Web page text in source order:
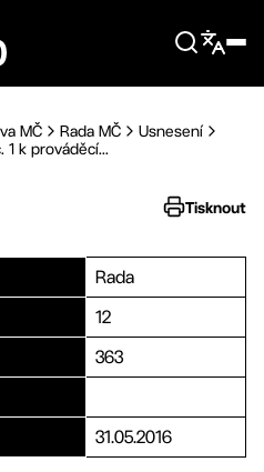
MČ Rada MČ
Usnesení
k prováděcí...
Tisknout
Rada
12
363
31.05.2016